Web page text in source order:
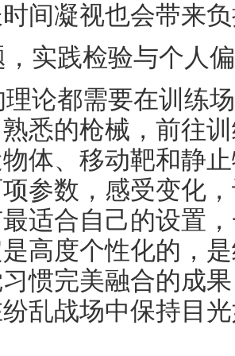
间凝视也会带来
实践检验与个人
理论都需要在训练
悉的枪械，前往
体、移动靶和静
参数，感受变化
适合自己的设置
高度个性化的，
惯完美融合的成
乱战场中保持目